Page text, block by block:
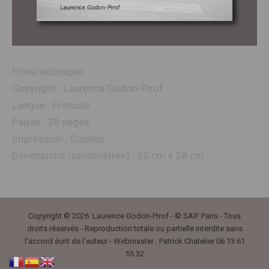
Fiche technique
Copyright : Laurence Godon-Pirof
Langue : Francais
Pages : 38 pages
Impression : Couleur
Dimensions (centimètres) : 20 cm x 28 cm
Copyright © 2026 Laurence Godon-Pirof - © SAIF Paris - Tous
droits réservés - Reproduction totale ou partielle interdite sans
l'accord écrit de l'auteur - Webmaster : Patrick Chatelier 06 13 61
55 32